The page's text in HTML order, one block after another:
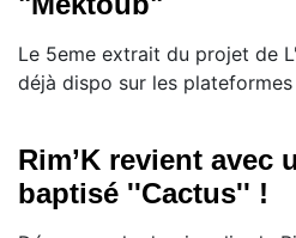
Le 5eme extrait du projet de
déjà dispo sur les plateformes
Rim’K revient avec
baptisé ''Cactus'' !